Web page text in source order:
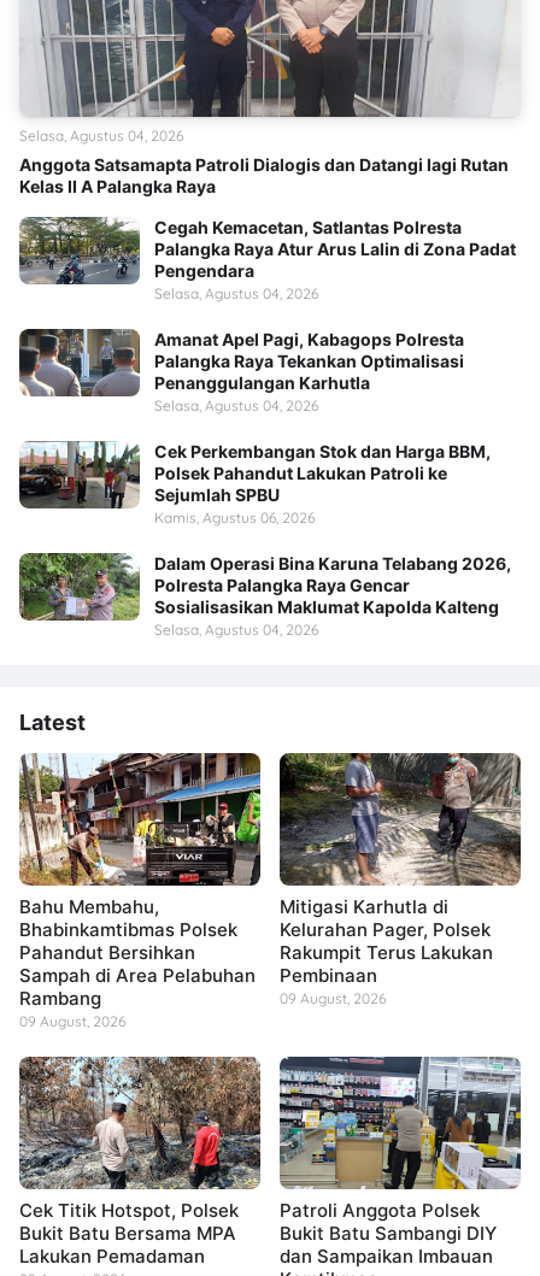
Anggota Satsamapta Patroli Dialogis dan Datangi lagi Rutan
Kelas II A Palangka Raya
Selasa, Agustus 04, 2026
Cegah Kemacetan, Satlantas Polresta
Palangka Raya Atur Arus Lalin di Zona Padat
Pengendara
Selasa, Agustus 04, 2026
Amanat Apel Pagi, Kabagops Polresta
Palangka Raya Tekankan Optimalisasi
Penanggulangan Karhutla
Selasa, Agustus 04, 2026
Cek Perkembangan Stok dan Harga BBM,
Polsek Pahandut Lakukan Patroli ke
Sejumlah SPBU
Kamis, Agustus 06, 2026
Dalam Operasi Bina Karuna Telabang 2026,
Polresta Palangka Raya Gencar
Sosialisasikan Maklumat Kapolda Kalteng
Selasa, Agustus 04, 2026
Latest
Bahu Membahu,
Bhabinkamtibmas Polsek
Pahandut Bersihkan
Sampah di Area Pelabuhan
Rambang
09 August, 2026
Mitigasi Karhutla di
Kelurahan Pager, Polsek
Rakumpit Terus Lakukan
Pembinaan
09 August, 2026
Cek Titik Hotspot, Polsek
Bukit Batu Bersama MPA
Lakukan Pemadaman
Patroli Anggota Polsek
Bukit Batu Sambangi DIY
dan Sampaikan Imbauan